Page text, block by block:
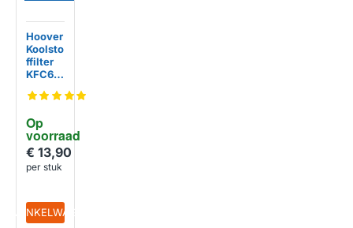
Op
voorraad
Hoover
Koolsto
ffilter
KFC69
35602
€ 13,90
per stuk
IN WINKELWAGEN